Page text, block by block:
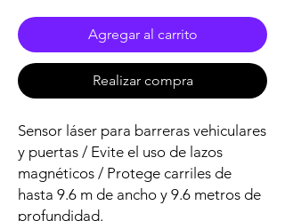
Agregar al carrito
Realizar compra
Sensor láser para barreras vehiculares
y puertas / Evite el uso de lazos
magnéticos / Protege carriles de
hasta 9.6 m de ancho y 9.6 metros de
profundidad.